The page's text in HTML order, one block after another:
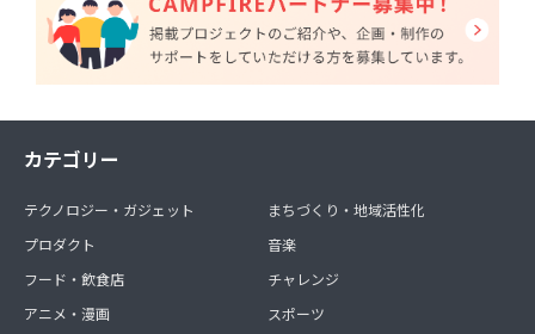
カテゴリー
テクノロジー・ガジェット
プロダクト
フード・飲食店
アニメ・漫画
まちづくり・地域活性化
音楽
チャレンジ
スポーツ